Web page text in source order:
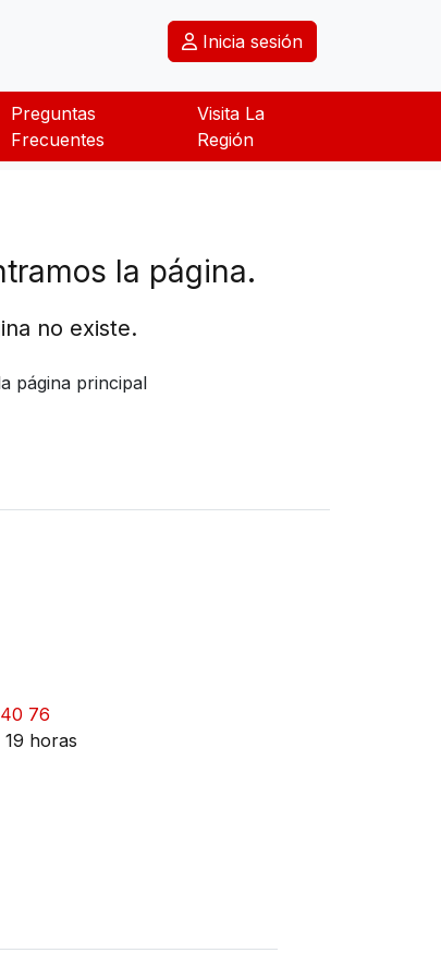
Inicia sesión
Preguntas
Frecuentes
Visita La
Región
la página.
no existe.
página principal
76
horas